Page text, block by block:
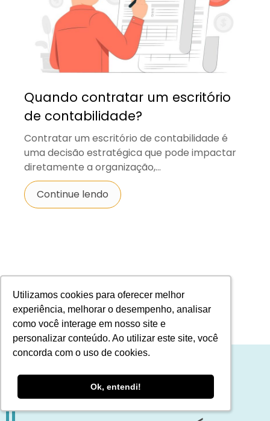
Utilizamos cookies para oferecer melhor
experiência, melhorar o desempenho, analisar
como você interage em nosso site e
personalizar conteúdo. Ao utilizar este site, você
concorda com o uso de cookies.
Ok, entendi!
Utilizamos cookies para oferecer melhor
experiência, melhorar o desempenho, analisar
como você interage em nosso site e
personalizar conteúdo. Ao utilizar este site, você
concorda com o uso de cookies.
Ok, entendi!
Quando contratar um escritório
de contabilidade?
Contratar um escritório de contabilidade é
uma decisão estratégica que pode impactar
diretamente a organização,...
Continue lendo